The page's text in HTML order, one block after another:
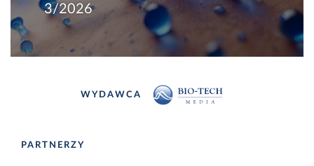
3/2026
WYDAWCA
PARTNERZY